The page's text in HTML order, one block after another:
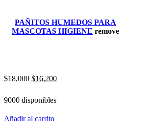
PAÑITOS HUMEDOS PARA
MASCOTAS HIGIENE remove
$18,000 $16,200
9000 disponibles
Añadir al carrito